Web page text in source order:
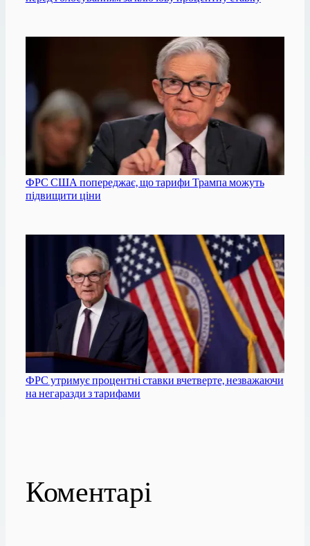
ФРС США попереджає, що тарифи Трампа можуть
підвищити ціни
ФРС утримує процентні ставки вчетверте, незважаючи
на негаразди з тарифами
Коментарі